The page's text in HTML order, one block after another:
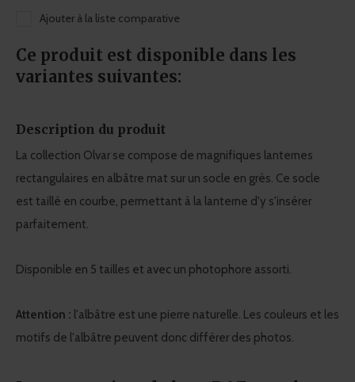
Ajouter à la liste comparative
Ce produit est disponible dans les
variantes suivantes:
Description du produit
La collection Olvar se compose de magnifiques lanternes
rectangulaires en albâtre mat sur un socle en grès. Ce socle
est taillé en courbe, permettant à la lanterne d'y s'insérer
parfaitement.
Disponible en 5 tailles et avec un photophore assorti.
Attention : l'albâtre est une pierre naturelle. Les couleurs et les
motifs de l'albâtre peuvent donc différer des photos.